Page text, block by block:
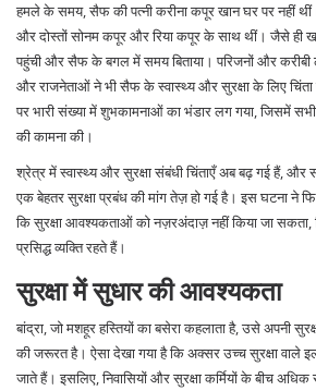
हमले के समय, सैफ की पत्नी करीना कपूर खान घर पर नहीं
और दोस्तों सोनम कपूर और रिया कपूर के साथ थीं। जैसे ही
पहुंची और सैफ के बगल में समय बिताया। परिजनों और करीबी
और राजनेताओं ने भी सैफ के स्वास्थ्य और सुरक्षा के लिए
पर भारी संख्या में शुभकामनाओं का भंडार लग गया, जिसमें
की कामना की।
श्रेत्र में स्वास्थ्य और सुरक्षा संबंधी चिंताएँ अब बढ़ गई हैं,
एक बेहतर सुरक्षा प्रबंध की मांग तेज़ हो गई है। इस घटना ने
कि सुरक्षा आवश्यकताओं को नज़रअंदाज़ नहीं किया जा सकता,
प्रसिद्ध व्यक्ति रहते हैं।
सुरक्षा में सुधार की आवश्यकता
बांद्रा, जो मशहूर हस्तियों का बसेरा कहलाता है, उसे अपनी
की जरूरत है। ऐसा देखा गया है कि अक्सर उच्च सुरक्षा वाले
जाते हैं। इसलिए, निवासियों और सुरक्षा कर्मियों के बीच